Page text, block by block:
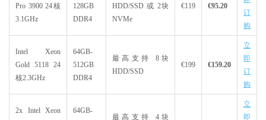
Pro 3900 24核
3.1GHz
128GB
DDR4
HDD/SSD 或 2块
NVMe
€119 €95.20
订
购
Intel Xeon
Gold 5118 24
核2.3GHz
64GB-
512GB
DDR4
最高支持 8块
HDD/SSD
€199 €159.20
立
即
订
购
2x Intel Xeon
64GB-
最高支持 4块
立
即